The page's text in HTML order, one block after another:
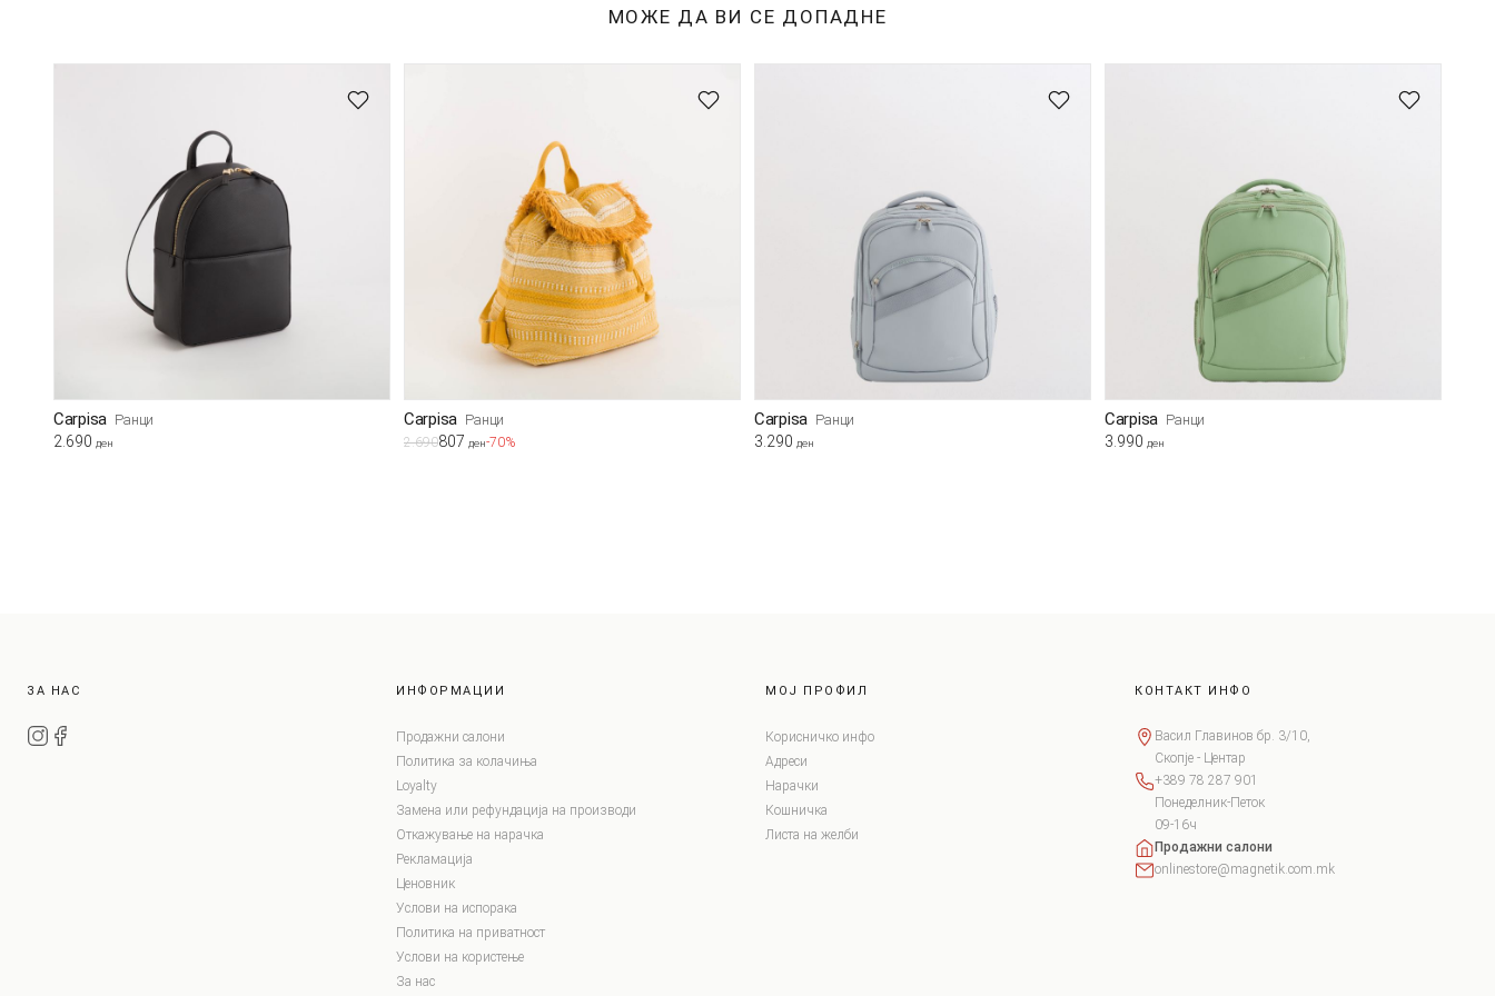
МОЖЕ ДА ВИ СЕ ДОПАДНЕ
Carpisa Ранци
2.690 ден
Carpisa Ранци
2.690807 ден-70%
Carpisa Ранци
3.290 ден
Carpisa Ранци
3.990 ден
ЗА НАС ИНФОРМАЦИИ
Продажни салони
Политика за колачиња
Loyalty
Замена или рефундација на производи
Откажување на нарачка
Рекламација
Ценовник
Услови на испорака
Политика на приватност
Услови на користење
За нас
МОЈ ПРОФИЛ
Корисничко инфо
Адреси
Нарачки
Кошничка
Листа на желби
КОНТАКТ ИНФО
Васил Главинов бр. 3/10,
Скопје - Центар
+389 78 287 901
Понеделник-Петок
09-16ч
Продажни салони
onlinestore@magnetik.com.mk